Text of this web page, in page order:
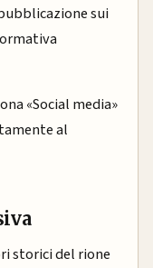
sui
«Social media»
al
storici del rione